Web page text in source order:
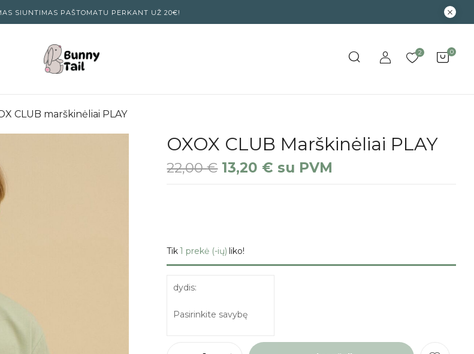
SIUNTIMAS PAŠTOMATU PERKANT UŽ 20€!
2 0
CLUB marškinėliai PLAY
OXOX CLUB Marškinėliai PLAY
22,00€ 13,20 € su PVM
Tik1 prekė (-ių) liko!
dydis